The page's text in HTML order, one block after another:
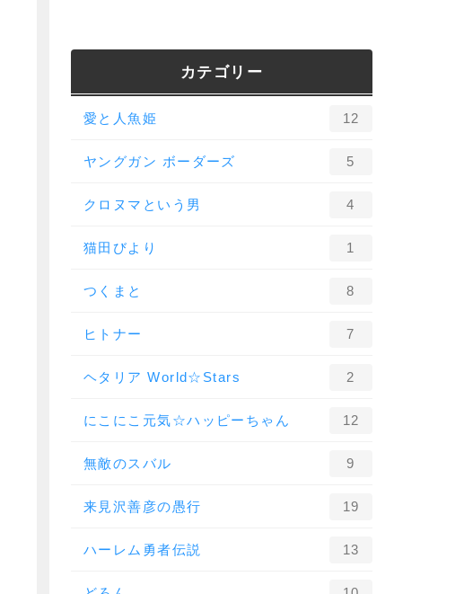
カテゴリー
愛と人魚姫 12
ヤングガン ボーダーズ 5
クロヌマという男 4
猫田びより 1
つくまと 8
ヒトナー 7
ヘタリア World☆Stars 2
にこにこ元気☆ハッピーちゃん 12
無敵のスバル 9
来見沢善彦の愚行 19
ハーレム勇者伝説 13